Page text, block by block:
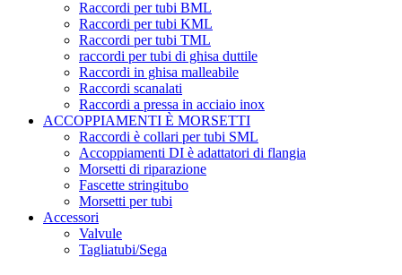
Raccordi per tubi BML
Raccordi per tubi KML
Raccordi per tubi TML
raccordi per tubi di ghisa duttile
Raccordi in ghisa malleabile
Raccordi scanalati
Raccordi a pressa in acciaio inox
ACCOPPIAMENTI È MORSETTI
Raccordi è collari per tubi SML
Accoppiamenti DI è adattatori di flangia
Morsetti di riparazione
Fascette stringitubo
Morsetti per tubi
Accessori
Valvule
Tagliatubi/Sega